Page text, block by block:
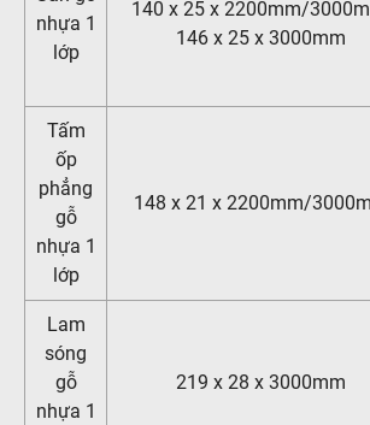
nhựa 1
lớp
140 x 25 x 2200mm/
146 x 25 x 3000mm
Tấm
ốp
phẳng
gỗ
nhựa 1
lớp
148 x 21 x 2200mm/
Lam
sóng
gỗ
nhựa 1
219 x 28 x 3000mm